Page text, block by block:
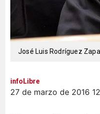
José Luis Rodríguez
infoLibre
27 de marzo de 2016